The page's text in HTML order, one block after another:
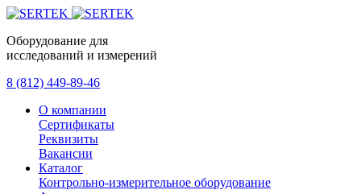
Оборудование для
исследований и измерений
8 (812) 449-89-46
О компании
Сертификаты
Реквизиты
Вакансии
Каталог
Контрольно-измерительное оборудование